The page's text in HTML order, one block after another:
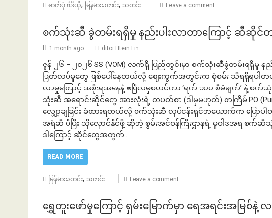
ဓာတ်ပုံ ဗီဒီယို, မြန်မာသတင်း, သတင်း Leave a comment
စက်သုံးဆီ ခွဲတမ်းရရှိမှု နည်းပါးလာတာကြောင့် ဆီဆို
1 month ago Editor Htein Lin
ဇွန် ၂၆ – ၂၀၂၆ SS (VOM) လက်ရှိ ပြည်တွင်းမှာ စက်သုံးဆီခွဲတမ်းရရှိမှု
ပြတ်လပ်မှုတွေ ဖြစ်ပေါ်နေတယ်လို့ ဈေးကွက်အတွင်းက စုံစမ်း သိရရှိရပါတ
လာမှုကြောင့် အစိုးရအနေနဲ့ ဧပြီလမှစတင်ကာ ‘ရက် ၁၀၀ စီမံချက်’ နဲ့ စက်
သုံးဆီ အရောင်းဆိုင်တွေ အားလုံးရဲ့ တပတ်စာ (ဒါမှမဟုတ်) တကြိမ် PO
လျှော့ချခြင်း ခံထားရတယ်လို့ စက်သုံးဆီ လုပ်ငန်းရှင်တယောက်က ပြောပ
အရံဆီ ပိုပြီး သိုလှောင်နိုင်ဖို့ ဆိုတဲ့ စွမ်းအင်ဝန်ကြီးဌာနရဲ့ မူဝါဒအရ စက်ဆီ
ဒါကြောင့် ဆိုင်တွေအတွက်…
READ MORE
မြန်မာသတင်း, သတင်း Leave a comment
ရွှေတူးဖော်မှုကြောင့် ရှမ်းမြောက်မှာ ရေအရင်းအမြ